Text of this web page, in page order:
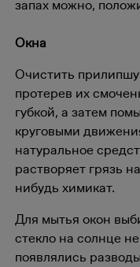
запах можно,
Окна
Очистить
протерев их
губкой, а затем
круговыми
натуральное
растворяет грязь
нибудь химикат.
Для мытья окон
стекло на солнце
появлялись